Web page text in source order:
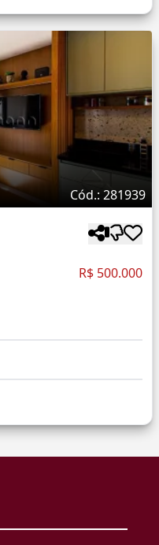
Cód.: 281939
R$ 500.000